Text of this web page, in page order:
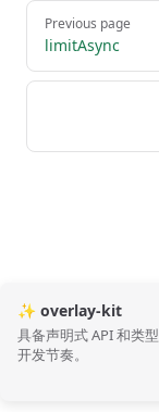
Pager
Previous page
limitAsync
✨ overlay-kit
具备声明式 API 和类
开发节奏。